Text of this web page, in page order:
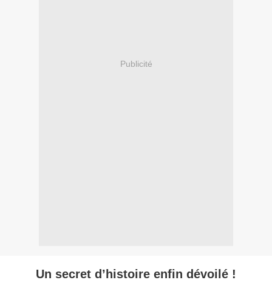
Publicité
Un secret d’histoire enfin dévoilé !